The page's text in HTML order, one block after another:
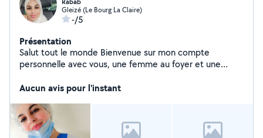
Gleizé (Le Bourg La Claire)
-/5
Présentation
Salut tout le monde Bienvenue sur mon compte
personnelle avec vous, une femme au foyer et une
la cuisine et la préparation du gâteau traditionnel. J'aime
le monde avec différentes religions et cultures .
Aucun avis pour l'instant